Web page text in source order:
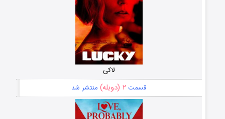
لاکی
قسمت ۲ (دوبله) منتشر شد